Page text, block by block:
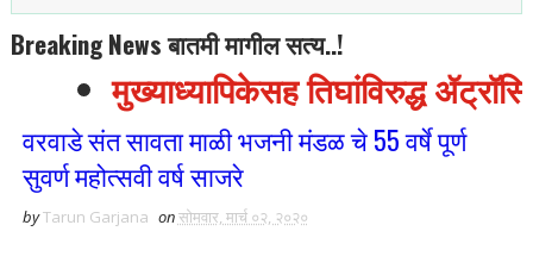
Breaking News बातमी मागील सत्य..!
मुख्याध्यापिकेसह तिघांविरुद्ध
वरवाडे संत सावता माळी भजनी मंडळ चे 55 वर्षे पूर्ण
सुवर्ण महोत्सवी वर्ष साजरे
byTarun Garjana onसोमवार, मार्च ०२, २०२०